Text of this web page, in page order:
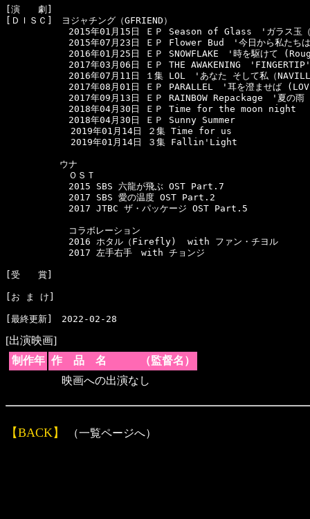
[演　　劇]
[ＤＩＳＣ]　ヨジャチング（GFRIEND）
2015年01月15日 ＥＰ Season of Glass　'ガラス玉（
2015年07月23日 ＥＰ Flower Bud　'今日から私たちは
2016年01月25日 ＥＰ SNOWFLAKE　'時を駆けて
2017年03月06日 ＥＰ THE AWAKENING　'FINGERTIP'
2016年07月11日 １集 LOL　'あなた そして私（
2017年08月01日 ＥＰ PARALLEL　'耳を澄ませば (LOVE
2017年09月13日 ＥＰ RAINBOW Repackage　'夏の雨（
2018年04月30日 ＥＰ Time for the moon night
2018年04月30日 ＥＰ Sunny Summer
  　　　　　　2019年01月14日 ２集 Time for us
  　　　　　　2019年01月14日 ３集 Fallin'Light
ウナ
ＯＳＴ
2015 SBS 六龍が飛ぶ OST Part.7
2017 SBS 愛の温度 OST Part.2
2017 JTBC ザ・パッケージ OST Part.5
コラボレーション
2016 ホタル（Firefly)  with ファン・チヨル
2017 左手右手　with チョンジ
[受　　賞]
[お ま け]
[出演映画]
制作年 作 品 名 （監督名）
映画への出演なし
【BACK】 （一覧ページへ）